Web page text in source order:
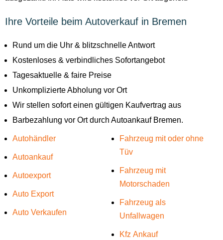
Ihre Vorteile beim Autoverkauf in Bremen
Rund um die Uhr & blitzschnelle Antwort
Kostenloses & verbindliches Sofortangebot
Tagesaktuelle & faire Preise
Unkomplizierte Abholung vor Ort
Wir stellen sofort einen gültigen Kaufvertrag aus
Barbezahlung vor Ort durch Autoankauf Bremen.
Autohändler
Autoankauf
Autoexport
Auto Export
Auto Verkaufen
Fahrzeug mit oder ohne
Tüv
Fahrzeug mit
Motorschaden
Fahrzeug als
Unfallwagen
Kfz Ankauf